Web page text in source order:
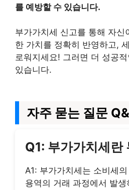
를 예방할 수 있습니다.
부가가치세 신고를 통해 자신
한 가치를 정확히 반영하고,
로워지세요! 그러면 더 성공
있습니다.
자주 묻는 질문
Q1: 부가가치세란
A1: 부가가치세는 소비세
용역의 거래 과정에서 발